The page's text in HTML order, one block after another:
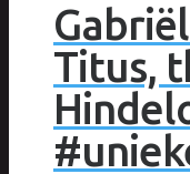
Titus,